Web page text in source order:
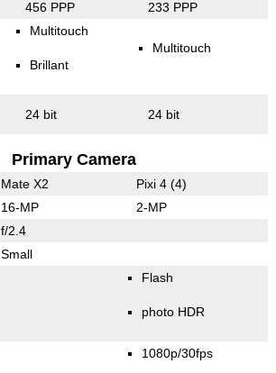
456 PPP 233 PPP
Multitouch
Brillant
Multitouch
24 bit 24 bit
Primary Camera
Mate X2 Pixi 4 (4)
16-MP 2-MP
f/2.4
Small
Flash
photo HDR
1080p/30fps